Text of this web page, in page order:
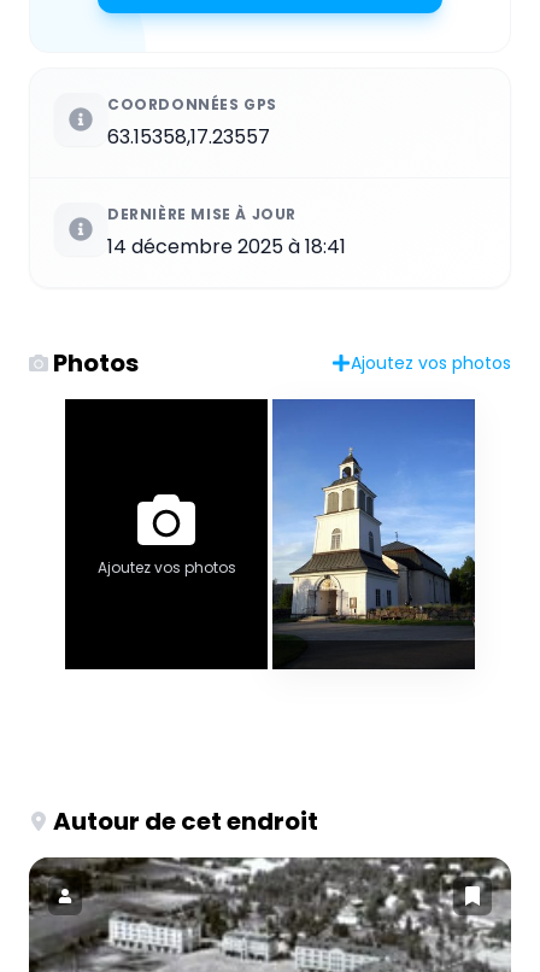
COORDONNÉES GPS
63.15358,17.23557
DERNIÈRE MISE À JOUR
14 décembre 2025 à 18:41
Photos Ajoutez vos photos
Ajoutez vos photos
Autour de cet endroit